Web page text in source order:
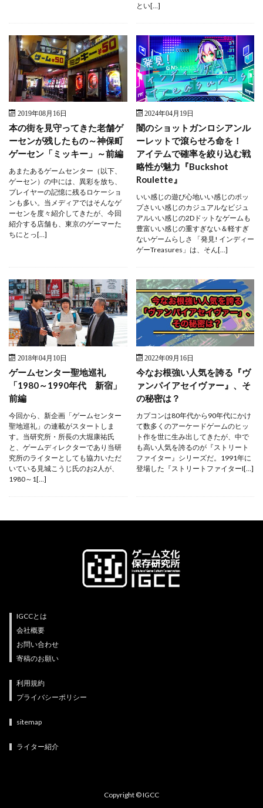
とい[…]
2019年08月16日
本の街を見守ってきた老舗ゲ
ーセンが残したもの～神保町
ゲーセン「ミッキー」～前編
あまたあるゲームセンター（以下、
ゲーセン）の中には、異彩を放ち、
プレイヤーの記憶に残るロケーショ
ンも多い。当メディアではそんなゲ
ーセンを度々紹介してきたが、今回
紹介する店舗も、東京のゲーマーた
ちにとっ[…]
2024年04月19日
闇のショットガンロシアンル
ーレットで滾らせろ命を！
アイテムで確率を絞り込む戦
略性が魅力『Buckshot
Roulette』
いい感じの遊び心地いい感じのポッ
プさいい感じのカジュアルなビジュ
アルいい感じの2Dドットなゲームも
豊富いい感じの重すぎない＆軽すぎ
ないゲームらしさ 「発見! インディー
ゲーTreasures」は、そん[…]
2018年04月10日
ゲームセンター聖地巡礼
「1980～1990年代 新宿」
前編
今回から、新企画「ゲームセンター
聖地巡礼」の連載がスタートしま
す。当研究所・所長の大堀康祐氏
と、ゲームディレクターであり当研
究所のライターとしても協力いただ
いている見城こうじ氏のお2人が、
1980～1[…]
2022年09月16日
今なお根強い人気を誇る『ヴ
ァンパイアセイヴァー』、そ
の秘密は？
カプコンは80年代から90年代にかけ
て数多くのアーケードゲームのヒッ
ト作を世に生み出してきたが、中で
も高い人気を誇るのが『ストリート
ファイター』シリーズだ。1991年に
登場した『ストリートファイターI[…]
IGCCとは
会社概要
お問い合わせ
寄稿のお願い
利用規約
プライバシーポリシー
sitemap
ライター紹介
Copyright © IGCC